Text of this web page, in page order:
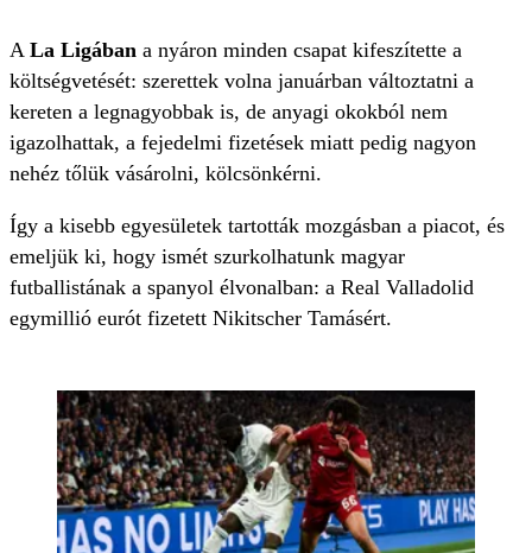
A La Ligában a nyáron minden csapat kifeszítette a
költségvetését: szerettek volna januárban változtatni a
kereten a legnagyobbak is, de anyagi okokból nem
igazolhattak, a fejedelmi fizetések miatt pedig nagyon
nehéz tőlük vásárolni, kölcsönkérni.
Így a kisebb egyesületek tartották mozgásban a piacot, és
emeljük ki, hogy ismét szurkolhatunk magyar
futballistának a spanyol élvonalban: a Real Valladolid
egymillió eurót fizetett Nikitscher Tamásért.